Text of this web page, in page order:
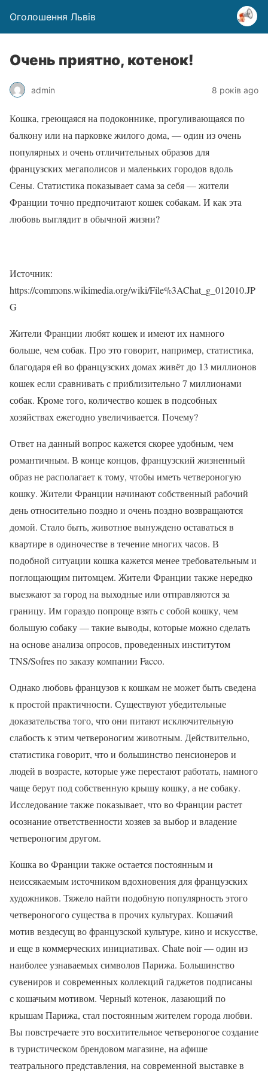
Оголошення Львів
Очень приятно, котенок!
admin 8 років ago
Кошка, греющаяся на подоконнике, прогуливающаяся по
балкону или на парковке жилого дома, — один из очень
популярных и очень отличительных образов для
французских мегаполисов и маленьких городов вдоль
Сены. Статистика показывает сама за себя — жители
Франции точно предпочитают кошек собакам. И как эта
любовь выглядит в обычной жизни?
Источник:
https://commons.wikimedia.org/wiki/File%3AChat_g_012010.JP
G
Жители Франции любят кошек и имеют их намного
больше, чем собак. Про это говорит, например, статистика,
благодаря ей во французских домах живёт до 13 миллионов
кошек если сравнивать с приблизительно 7 миллионами
собак. Кроме того, количество кошек в подсобных
хозяйствах ежегодно увеличивается. Почему?
Ответ на данный вопрос кажется скорее удобным, чем
романтичным. В конце концов, французский жизненный
образ не располагает к тому, чтобы иметь четвероногую
кошку. Жители Франции начинают собственный рабочий
день относительно поздно и очень поздно возвращаются
домой. Стало быть, животное вынуждено оставаться в
квартире в одиночестве в течение многих часов. В
подобной ситуации кошка кажется менее требовательным и
поглощающим питомцем. Жители Франции также нередко
выезжают за город на выходные или отправляются за
границу. Им гораздо попроще взять с собой кошку, чем
большую собаку — такие выводы, которые можно сделать
на основе анализа опросов, проведенных институтом
TNS/Sofres по заказу компании Facco.
Однако любовь французов к кошкам не может быть сведена
к простой практичности. Существуют убедительные
доказательства того, что они питают исключительную
слабость к этим четвероногим животным. Действительно,
статистика говорит, что и большинство пенсионеров и
людей в возрасте, которые уже перестают работать, намного
чаще берут под собственную крышу кошку, а не собаку.
Исследование также показывает, что во Франции растет
осознание ответственности хозяев за выбор и владение
четвероногим другом.
Кошка во Франции также остается постоянным и
неиссякаемым источником вдохновения для французских
художников. Тяжело найти подобную популярность этого
четвероногого существа в прочих культурах. Кошачий
мотив вездесущ во французской культуре, кино и искусстве,
и еще в коммерческих инициативах. Chate noir — один из
наиболее узнаваемых символов Парижа. Большинство
сувениров и современных коллекций гаджетов подписаны
с кошачьим мотивом. Черный котенок, лазающий по
крышам Парижа, стал постоянным жителем города любви.
Вы повстречаете это восхитительное четвероногое создание
в туристическом брендовом магазине, на афише
театрального представления, на современной выставке в